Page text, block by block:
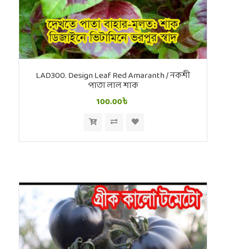
LAD300. Design Leaf Red Amaranth / নকশী
পাতা লাল শাক
100.00৳